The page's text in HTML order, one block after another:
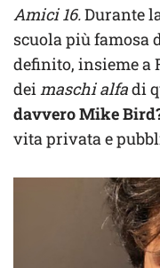
Amici 16.Durante
scuola più famosa
definito, insieme a
deimaschi alfadi
davvero Mike
vita privata e